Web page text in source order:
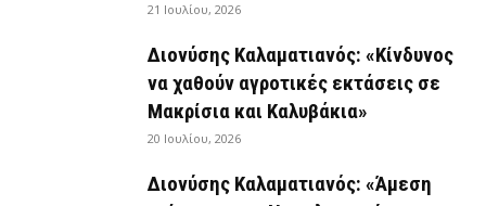
21 Ιουλίου, 2026
Διονύσης Καλαματιανός: «Κίνδυνος
να χαθούν αγροτικές εκτάσεις σε
Μακρίσια και Καλυβάκια»
20 Ιουλίου, 2026
Διονύσης Καλαματιανός: «Άμεση